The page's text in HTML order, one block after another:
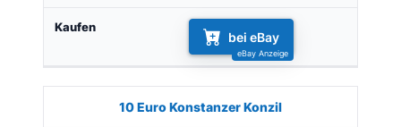
bei eBay
10 Euro Konstanzer Konzil